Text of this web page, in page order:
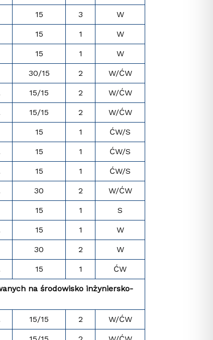
15 3 W
15 1 W
15 1 W
30/15 2 W/ĆW
15/15 2 W/ĆW
15/15 2 W/ĆW
15 1 ĆW/S
15 1 ĆW/S
15 1 ĆW/S
30 2 W/ĆW
15 1 S
15 1 W
30 2 W
15 1 ĆW
na środowisko inżyniersko-
15/15 2 W/ĆW